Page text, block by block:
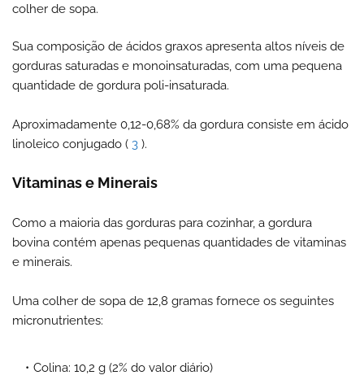
colher de sopa.
Sua composição de ácidos graxos apresenta altos níveis de
gorduras saturadas e monoinsaturadas, com uma pequena
quantidade de gordura poli-insaturada.
Aproximadamente 0,12-0,68% da gordura consiste em ácido
linoleico conjugado ( 3 ).
Vitaminas e Minerais
Como a maioria das gorduras para cozinhar, a gordura
bovina contém apenas pequenas quantidades de vitaminas
e minerais.
Uma colher de sopa de 12,8 gramas fornece os seguintes
micronutrientes:
Colina: 10,2 g (2% do valor diário)